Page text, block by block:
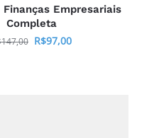
Empresariais
Completa
147,00 R$97,00